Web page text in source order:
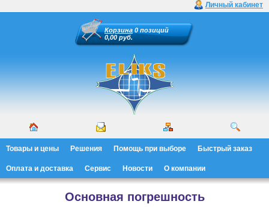
Личный кабинет
Корзина 0 позиций
0,00 руб.
Товары и цены Решения Помощь при выборе Быстрый заказ
Оплата и доставка Сервис Новости О компании
Основная погрешность